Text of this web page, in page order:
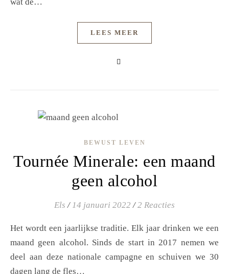
LEES MEER
BEWUST LEVEN
Tournée Minerale: een maand
geen alcohol
Els / 14 januari 2022 / 2 Reacties
Het wordt een jaarlijkse traditie. Elk jaar drinken we een
maand geen alcohol. Sinds de start in 2017 nemen we
deel aan deze nationale campagne en schuiven we 30
dagen lang de fles…